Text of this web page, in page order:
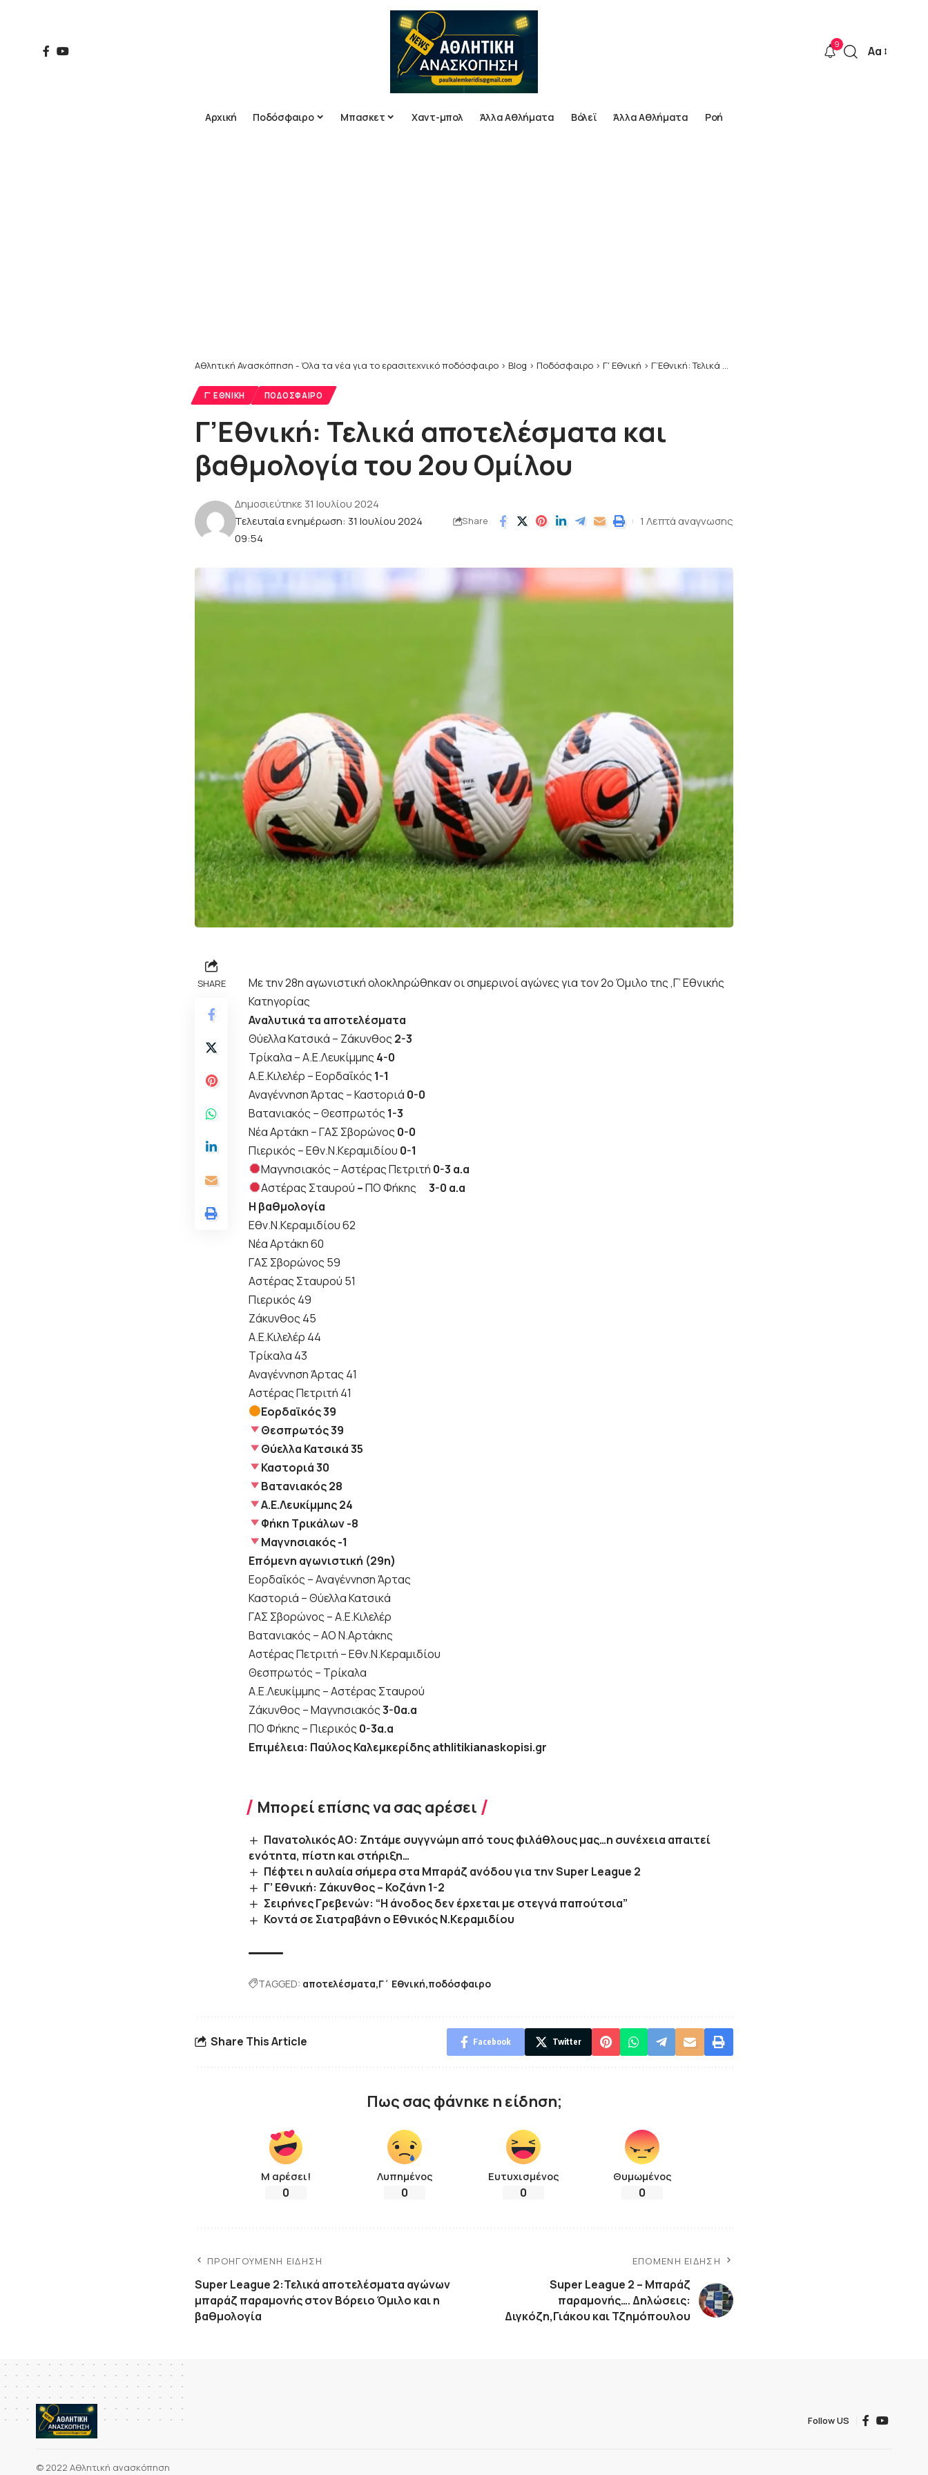
9
Font
Αα
Αρχική Ποδόσφαιρο Μπασκετ Χαντ-μπολ Άλλα Αθλήματα Βόλεϊ Άλλα Αθλήματα Ροή
Αθλητική Ανασκόπηση - Όλα τα νέα για το ερασιτεχνικό ποδόσφαιρο > Blog > Ποδόσφαιρο > Γ' Εθνική > Γ’Εθνική: Τελικά αποτελέσματα και βαθμολογία του 2ου Ομίλου
Γ' ΕΘΝΙΚΉ ΠΟΔΌΣΦΑΙΡΟ
Γ’Εθνική: Τελικά αποτελέσματα και
βαθμολογία του 2ου Ομίλου
Τελευταία ενημέρωση: 31 Ιουλίου 2024
09:54
Δημοσιεύτηκε 31 Ιουλίου 2024
Share 1 Λεπτά αναγνωσης
SHARE
Με την 28η αγωνιστική ολοκληρώθηκαν οι σημερινοί αγώνες για τον 2ο Όμιλο της ,Γ’ Εθνικής
Κατηγορίας
Αναλυτικά τα αποτελέσματα
Θύελλα Κατσικά – Ζάκυνθος 2-3
Τρίκαλα – Α.Ε.Λευκίμμης 4-0
Α.Ε.Κιλελέρ – Εορδαΐκός 1-1
Αναγέννηση Άρτας – Καστοριά 0-0
Βατανιακός – Θεσπρωτός 1-3
Νέα Αρτάκη – ΓΑΣ Σβορώνος 0-0
Πιερικός – Εθν.Ν.Κεραμιδίου 0-1
Μαγνησιακός – Αστέρας Πετριτή 0-3 α.α
Αστέρας Σταυρού –ΠΟ Φήκης3-0 α.α
Η βαθμολογία
Eθν.Ν.Κεραμιδίου 62
Νέα Αρτάκη 60
ΓΑΣ Σβορώνος 59
Αστέρας Σταυρού 51
Πιερικός 49
Ζάκυνθος 45
Α.Ε.Κιλελέρ 44
Τρίκαλα 43
Αναγέννηση Άρτας 41
Αστέρας Πετριτή 41
Εορδαϊκός 39
Θεσπρωτός 39
Θύελλα Κατσικά 35
Καστοριά 30
Βατανιακός 28
Α.Ε.Λευκίμμης 24
Φήκη Τρικάλων -8
Μαγνησιακός -1
Επόμενη αγωνιστική (29η)
Εορδαΐκός – Αναγέννηση Άρτας
Καστοριά – Θύελλα Κατσικά
ΓΑΣ Σβορώνος – Α.Ε.Κιλελέρ
Βατανιακός – ΑΟ Ν.Αρτάκης
Αστέρας Πετριτή – Εθν.Ν.Κεραμιδίου
Θεσπρωτός – Τρίκαλα
Α.Ε.Λευκίμμης – Αστέρας Σταυρού
Ζάκυνθος – Μαγνησιακός3-0α.α
ΠΟ Φήκης – Πιερικός 0-3α.α
Επιμέλεια: Παύλος Καλεμκερίδης athlitikianaskopisi.gr
Μπορεί επίσης να σας αρέσει
Πανατολικός ΑΟ: Ζητάμε συγγνώμη από τους φιλάθλους μας…η συνέχεια απαιτεί
ενότητα, πίστη και στήριξη…
Πέφτει η αυλαία σήμερα στα Μπαράζ ανόδου για την Super League 2
Γ’ Εθνική: Ζάκυνθος – Κοζάνη 1-2
Σειρήνες Γρεβενών: “Η άνοδος δεν έρχεται με στεγνά παπούτσια”
Κοντά σε Σιατραβάνη ο Εθνικός Ν.Κεραμιδίου
TAGGED: αποτελέσματα Γ΄ Εθνική ποδόσφαιρο
Share This Article Facebook Twitter
Πως σας φάνηκε η είδηση;
Μ αρέσει!
0
Λυπημένος
0
Ευτυχισμένος
0
Θυμωμένος
0
ΠΡΟΗΓΟΎΜΕΝΗ ΕΊΔΗΣΗ
Super League 2:Τελικά αποτελέσματα αγώνων
μπαράζ παραμονής στον Βόρειο Όμιλο και η
βαθμολογία
ΕΠΌΜΕΝΗ ΕΊΔΗΣΗ
Super League 2 – Mπαράζ
παραμονής…. Δηλώσεις:
Διγκόζη,Γιάκου και Τζημόπουλου
Follow US
© 2022 Αθλητική ανασκόπηση